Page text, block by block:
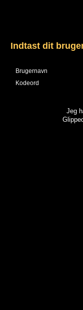
Indtast dit
Brugernavn
Kodeord
Jeg